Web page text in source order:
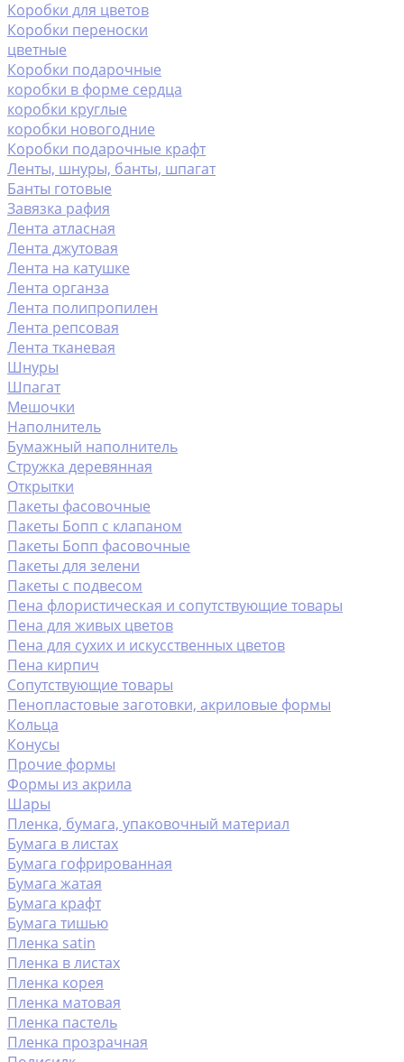
Коробки для цветов
Коробки переноски
цветные
Коробки подарочные
коробки в форме сердца
коробки круглые
коробки новогодние
Коробки подарочные крафт
Ленты, шнуры, банты, шпагат
Банты готовые
Завязка рафия
Лента атласная
Лента джутовая
Лента на катушке
Лента органза
Лента полипропилен
Лента репсовая
Лента тканевая
Шнуры
Шпагат
Мешочки
Наполнитель
Бумажный наполнитель
Стружка деревянная
Открытки
Пакеты фасовочные
Пакеты Бопп с клапаном
Пакеты Бопп фасовочные
Пакеты для зелени
Пакеты с подвесом
Пена флористическая и сопутствующие товары
Пена для живых цветов
Пена для сухих и искусственных цветов
Пена кирпич
Сопутствующие товары
Пенопластовые заготовки, акриловые формы
Кольца
Конусы
Прочие формы
Формы из акрила
Шары
Пленка, бумага, упаковочный материал
Бумага в листах
Бумага гофрированная
Бумага жатая
Бумага крафт
Бумага тишью
Пленка satin
Пленка в листах
Пленка корея
Пленка матовая
Пленка пастель
Пленка прозрачная